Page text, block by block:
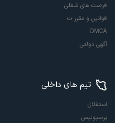
فرصت های شغلی
قوانین و مقررات
DMCA
آگهی دولتی
تیم های داخلی
استقلال
پرسپولیس